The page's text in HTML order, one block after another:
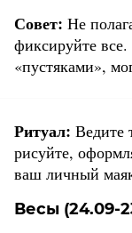
Совет: Не
фиксируйте
«пустяками»,
Ритуал: Ведите
рисуйте,
ваш личный
Весы (24.09-